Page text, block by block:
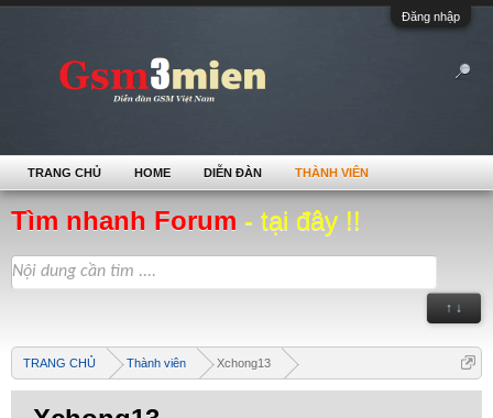
Đăng nhập
Tìm nhanh Forum - tại đây !!
↑ ↓
TRANG CHỦ Thành viên Xchong13
TRANG CHỦ HOME DIỄN ĐÀN THÀNH VIÊN